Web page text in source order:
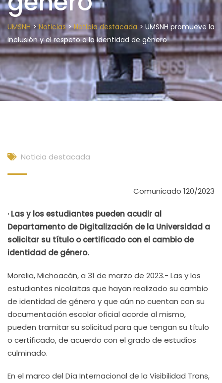
UMSNH>Noticias>Noticia destacada > UMSNH promueve la
inclusión y el respeto a la identidad de género
Noticia destacada
Comunicado 120/2023
· Las y los estudiantes pueden acudir al
Departamento de Digitalización de la Universidad a
solicitar su título o certificado con el cambio de
identidad de género.
Morelia, Michoacán, a 31 de marzo de 2023.- Las y los
estudiantes nicolaitas que hayan realizado su cambio
de identidad de género y que aún no cuentan con su
documentación escolar oficial acorde al mismo,
pueden tramitar su solicitud para que tengan su título
o certificado, de acuerdo con el grado de estudios
culminado.
En el marco del Día Internacional de la Visibilidad Trans,